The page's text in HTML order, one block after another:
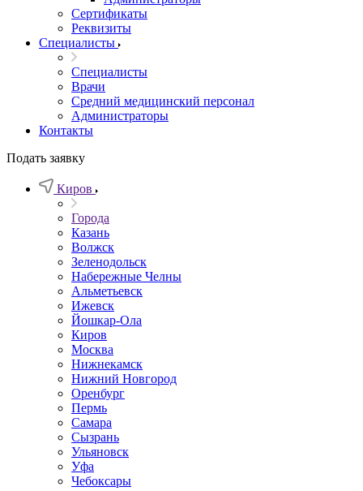
Сертификаты
Реквизиты
Специалисты
Специалисты
Врачи
Средний медицинский персонал
Администраторы
Контакты
Подать заявку
Киров
Города
Казань
Волжск
Зеленодольск
Набережные Челны
Альметьевск
Ижевск
Йошкар-Ола
Киров
Москва
Нижнекамск
Нижний Новгород
Оренбург
Пермь
Самара
Сызрань
Ульяновск
Уфа
Чебоксары